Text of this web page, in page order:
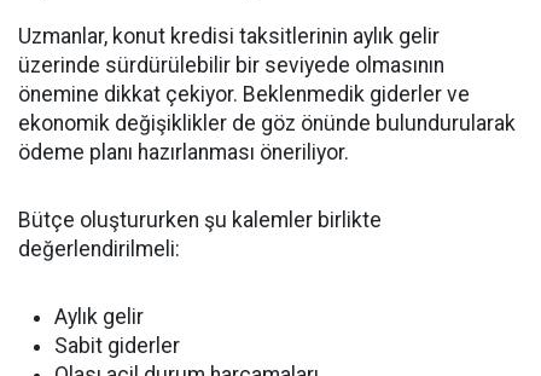
Uzmanlar, konut kredisi taksitlerinin aylık gelir
üzerinde sürdürülebilir bir seviyede olmasının
önemine dikkat çekiyor. Beklenmedik giderler ve
ekonomik değişiklikler de göz önünde bulundurularak
ödeme planı hazırlanması öneriliyor.
Bütçe oluştururken şu kalemler birlikte
değerlendirilmeli:
Aylık gelir
Sabit giderler